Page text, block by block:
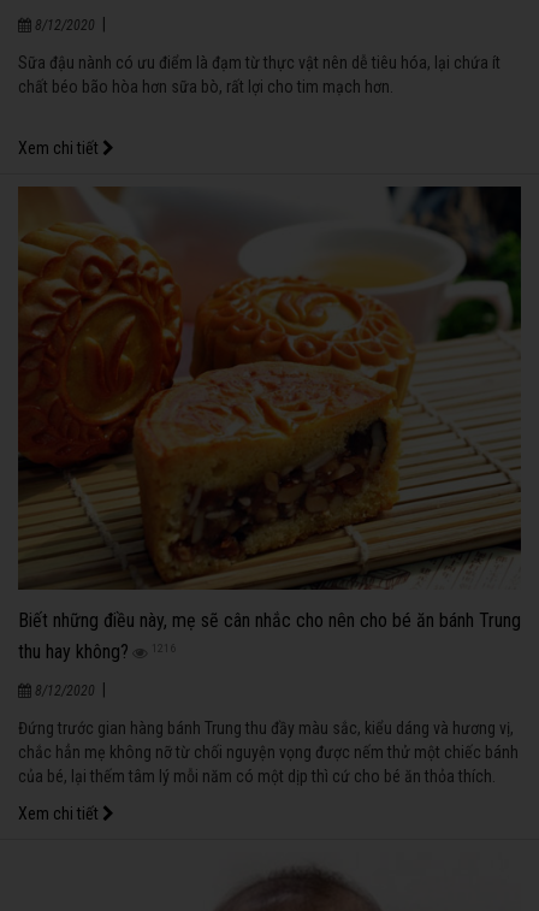
8/12/2020
Sữa đậu nành có ưu điểm là đạm từ thực vật nên dễ tiêu hóa, lại chứa ít
chất béo bão hòa hơn sữa bò, rất lợi cho tim mạch hơn.
Xem chi tiết
Biết những điều này, mẹ sẽ cân nhắc cho nên cho bé ăn bánh Trung
thu hay không?
1216
8/12/2020
Đứng trước gian hàng bánh Trung thu đầy màu sắc, kiểu dáng và hương vị,
chắc hẳn mẹ không nỡ từ chối nguyện vọng được nếm thử một chiếc bánh
của bé, lại thếm tâm lý mỗi năm có một dịp thì cứ cho bé ăn thỏa thích.
mức nào?
Xem chi tiết